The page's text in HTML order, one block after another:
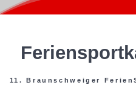
11. Braunschweiger